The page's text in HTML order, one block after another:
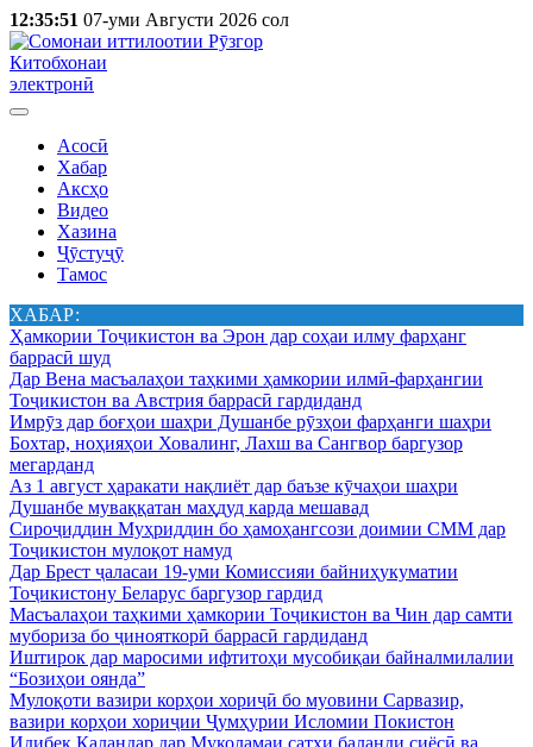
12:35:51 07-уми Августи 2026 сол
Китобхонаи
электронӣ
Асосӣ
Хабар
Аксҳо
Видео
Хазина
Ҷӯстуҷӯ
Тамос
ХАБАР:
Ҳамкории Тоҷикистон ва Эрон дар соҳаи илму фарҳанг
баррасӣ шуд
Дар Вена масъалаҳои таҳкими ҳамкории илмӣ-фарҳангии
Тоҷикистон ва Австрия баррасӣ гардиданд
Имрӯз дар боғҳои шаҳри Душанбе рӯзҳои фарҳанги шаҳри
Бохтар, ноҳияҳои Ховалинг, Лахш ва Сангвор баргузор
мегарданд
Аз 1 август ҳаракати нақлиёт дар баъзе кӯчаҳои шаҳри
Душанбе муваққатан маҳдуд карда мешавад
Сироҷиддин Муҳриддин бо ҳамоҳангсози доимии СММ дар
Тоҷикистон мулоқот намуд
Дар Брест ҷаласаи 19-уми Комиссияи байниҳукуматии
Тоҷикистону Беларус баргузор гардид
Масъалаҳои таҳкими ҳамкории Тоҷикистон ва Чин дар самти
мубориза бо ҷинояткорӣ баррасӣ гардиданд
Иштирок дар маросими ифтитоҳи мусобиқаи байналмилалии
“Бозиҳои оянда”
Мулоқоти вазири корҳои хориҷӣ бо муовини Сарвазир,
вазири корҳои хориҷии Ҷумҳурии Исломии Покистон
Идибек Қаландар дар Муколамаи сатҳи баланди сиёсӣ ва